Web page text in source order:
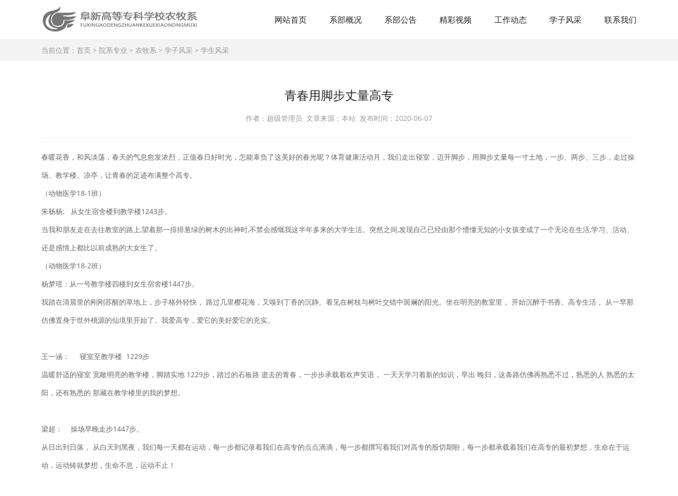
网站首页 系部概况 系部公告 精彩视频 工作动态 学子风采 联系我们
当前位置： 首页 > 院系专业 > 农牧系 > 学子风采 > 学生风采
青春用脚步丈量高专
作者：超级管理员 文章来源：本站 发布时间：2020-06-07
春暖花香，和风淡荡，春天的气息愈发浓烈，正值春日好时光，怎能辜负了这美好的春光呢？体育健康活动月，我们走出寝室，迈开脚步，用脚步丈量每一寸土地，一步、两步、三步，走过操
场、教学楼、凉亭，让青春的足迹布满整个高专。
（动物医学18-1班）
朱杨杨: 从女生宿舍楼到教学楼1243步。
当我和朋友走在去往教室的路上,望着那一排排葱绿的树木的出神时,不禁会感慨我这半年多来的大学生活。突然之间,发现自己已经由那个懵懂无知的小女孩变成了一个无论在生活,学习、活动、
还是感情上都比以前成熟的大女生了。
（动物医学18-2班）
杨梦瑶：从一号教学楼四楼到女生宿舍楼1447步。
我踏在清晨里的刚刚苏醒的草地上，步子格外轻快， 路过几里樱花海，又嗅到丁香的沉静。看见在树枝与树叶交错中斑斓的阳光。坐在明亮的教室里， 开始沉醉于书香。高专生活， 从一早那
仿佛置身于世外桃源的仙境里开始了。我爱高专，爱它的美好爱它的充实。
王一涵： 寝室至教学楼 1229步
温暖舒适的寝室 宽敞明亮的教学楼，脚踏实地 1229步，踏过的石板路 逝去的青春，一步步承载着欢声笑语， 一天天学习着新的知识，早出 晚归，这条路仿佛再熟悉不过，熟悉的人 熟悉的太
阳，还有熟悉的 那藏在教学楼里的我的梦想。
梁超： 操场早晚走步1447步。
从日出到日落， 从白天到黑夜，我们每一天都在运动，每一步都记录着我们在高专的点点滴滴，每一步都撰写着我们对高专的殷切期盼，每一步都承载着我们在高专的最初梦想，生命在于运
动，运动铸就梦想，生命不息，运动不止！